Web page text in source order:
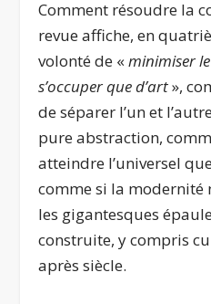
Comment résoudre la
revue affiche, en
volonté de «minimiser
s’occuper que d’art»,
de séparer l’un et
pure abstraction,
atteindre l’universel
comme si la modernité
les gigantesques
construite, y compris
après siècle.